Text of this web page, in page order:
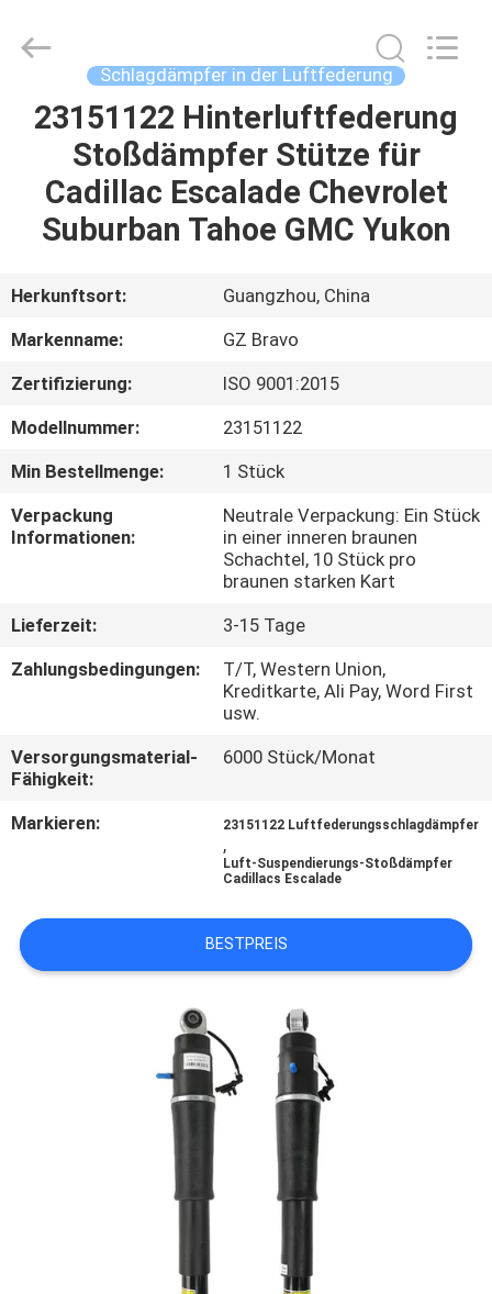
HAUS
PRODUKTE
UNS
AUSFLUG
QUALITÄTSKONTROLLE
TRETEN
MIT
UNS
FORDERN
SIE
ZITAT
SITEMAP
Reserved.
Developed
Schlagdämpfer in der Luftfederung
23151122 Hinterluftfederung
Stoßdämpfer Stütze für
Cadillac Escalade Chevrolet
Suburban Tahoe GMC Yukon
Herkunftsort:
Guangzhou, China
Markenname:
GZ Bravo
Zertifizierung:
ISO 9001:2015
Modellnummer:
23151122
Min Bestellmenge:
1 Stück
Verpackung
Informationen:
Neutrale Verpackung: Ein Stück
in einer inneren braunen
Schachtel, 10 Stück pro
braunen starken Kart
Lieferzeit:
3-15 Tage
Zahlungsbedingungen:
T/T, Western Union,
Kreditkarte, Ali Pay, Word First
usw.
Versorgungsmaterial-
Fähigkeit:
6000 Stück/Monat
Markieren: 23151122 Luftfederungsschlagdämpfer
,
Luft-Suspendierungs-Stoßdämpfer
Cadillacs Escalade
BESTPREIS